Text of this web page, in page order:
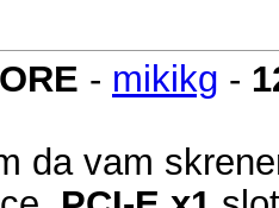
- mikikg -
da vam